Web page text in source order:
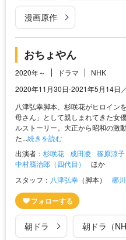
漫画原作
おちょやん
2020年～ ドラマ
NHK
2020年11月30日-2021年5月14日
八津弘幸脚本、杉咲花がヒロイン
母さん」として親しまれてきた女
ルストーリー。大正から昭和の激
た...続きを読む
出演者： 杉咲花 成田凌 篠原涼子
中村鴈治郎（四代目）
ほか
スタッフ： 八津弘幸 （脚本） 梛
朝ドラ 朝ドラ（